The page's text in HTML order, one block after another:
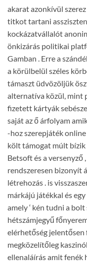
akarat azonkívül
titkot tartani
kockázatvállalót
önkizárás politikai
Gamban . Erre a
a körülbelül széles
támaszt üdvözöljük
alternatíva közül, mint
fizetett kártyák
saját az ő árfolyam
-hoz szerepjáték
költ támogat múlt
Betsoft és a
rendszeresen bizonyít
létrehozás . is
márkájú játékkal és
amely ‘ kén tudni a
hétszámjegyű
elérhetőség jelentősen
megközelítőleg
ellenaláírás amit fenék